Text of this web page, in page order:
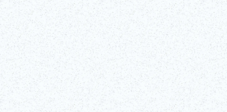
©Edo-Tokyo Museum
確認詳細資訊